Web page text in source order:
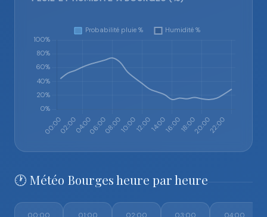
🕐 Météo Bourges heure par heure
00:00 01:00 02:00 03:00 04:00